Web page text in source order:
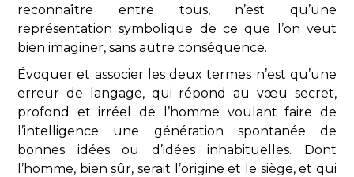
reconnaître entre tous, n’est qu’une
représentation symbolique de ce que l’on veut
bien imaginer, sans autre conséquence.
Évoquer et associer les deux termes n’est qu’une
erreur de langage, qui répond au vœu secret,
profond et irréel de l’homme voulant faire de
l’intelligence une génération spontanée de
bonnes idées ou d’idées inhabituelles. Dont
l’homme, bien sûr, serait l’origine et le siège, et qui